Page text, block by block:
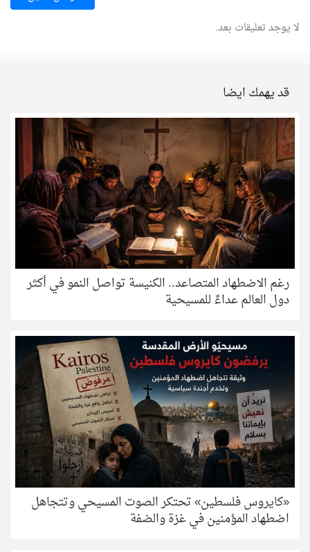
لا يوجد تعليقات بعد.
قد يهمك ايضا
رغم الاضطهاد المتصاعد.. الكنيسة تواصل النمو في أكثر
دول العالم عداءً للمسيحية
«كايروس فلسطين» تحتكر الصوت المسيحي وتتجاهل
اضطهاد المؤمنين في غزة والضفة